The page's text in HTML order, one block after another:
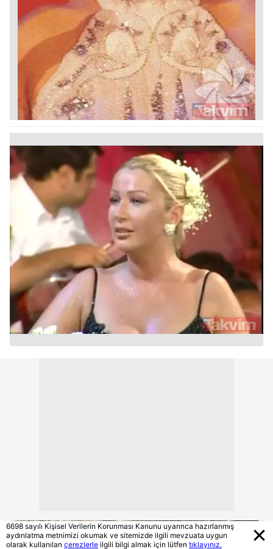
6698 sayılı Kişisel Verilerin Korunması Kanunu uyarınca hazırlanmış
aydınlatma metnimizi okumak ve sitemizde ilgili mevzuata uygun
olarak kullanılan çerezlerle ilgili bilgi almak için lütfen tıklayınız.